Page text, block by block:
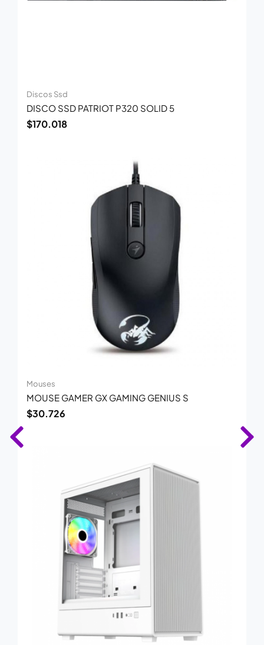
Discos Ssd
DISCO SSD PATRIOT P320 SOLID 5
$170.018
Mouses
MOUSE GAMER GX GAMING GENIUS S
$30.726